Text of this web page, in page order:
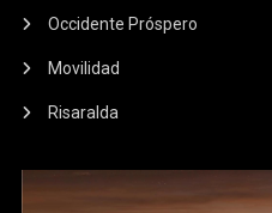
Occidente Próspero
Movilidad
Risaralda